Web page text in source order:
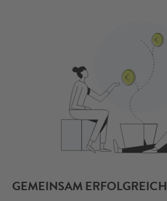
GEMEINSAM ERFOLGREICH